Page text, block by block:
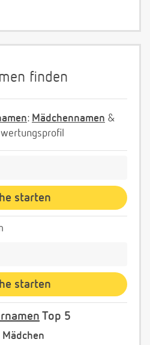
finden
: Mädchennamen &
Top 5
Mädchen